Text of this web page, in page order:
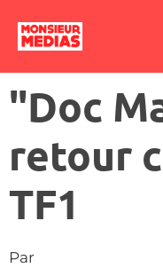
"Doc
retour
TF1
Par